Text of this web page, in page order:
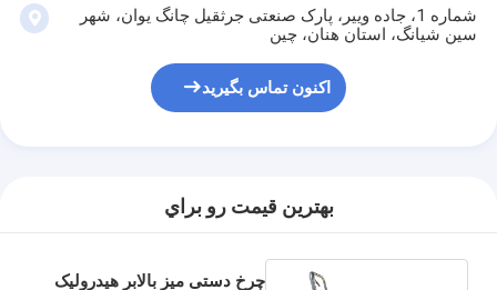
شماره 1، جاده وییر، پارک صنعتی جرثقیل چانگ یوان، شهر
سین شیانگ، استان هنان، چین
اکنون تماس بگیرید
بهترين قيمت رو براي
چرخ دستی میز بالابر هیدرولیک